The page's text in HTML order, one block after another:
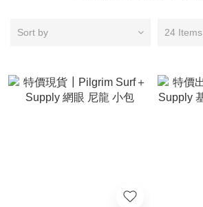
Sort by 24